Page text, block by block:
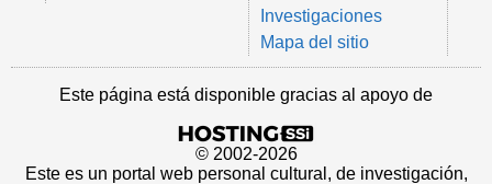
Investigaciones
Mapa del sitio
Este página está disponible gracias al apoyo de
© 2002-2026
Este es un portal web personal cultural, de investigación,